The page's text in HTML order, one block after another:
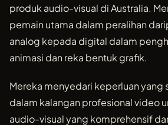
produk audio-visual di Australia.
pemain utama dalam peralihan
analog kepada digital dalam
animasi dan reka bentuk grafik.
Mereka menyedari keperluan
dalam kalangan profesional video
audio-visual yang komprehensif